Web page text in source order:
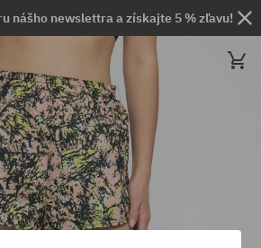
nášho newslettra a získajte 5 % zľavu!